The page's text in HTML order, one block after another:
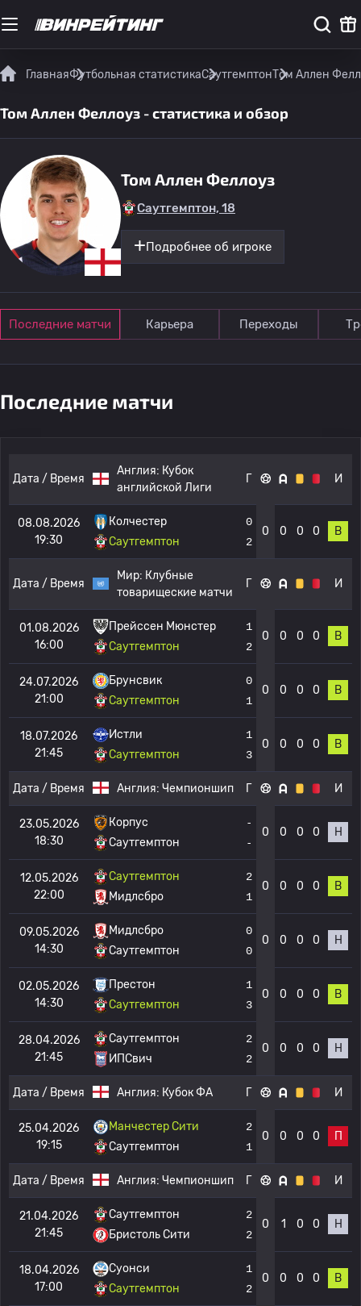
ГлавнаяФутбольная статистикаСаутгемптонТом Аллен
Том Аллен Феллоуз - статистика и обзор
Том Аллен Феллоуз
Саутгемптон, 18
Подробнее об игроке
Последние матчи Карьера Переходы
Последние матчи
Дата / Время
Англия: Кубок
английской Лиги
Г И
08.08.2026
19:30
Колчестер
Саутгемптон
0
2
0 0 0 0 В
Дата / Время
Мир: Клубные
товарищеские матчи
Г И
01.08.2026
16:00
Прейссен Мюнстер
Саутгемптон
1
2
0 0 0 0 В
24.07.2026
21:00
Брунсвик
Саутгемптон
0
1
0 0 0 0 В
18.07.2026
21:45
Истли
Саутгемптон
1
3
0 0 0 0 В
Дата / Время Англия: Чемпионшип Г И
23.05.2026
18:30
Корпус
Саутгемптон
-
-
0 0 0 0 Н
12.05.2026
22:00
Саутгемптон
Мидлсбро
2
1
0 0 0 0 В
09.05.2026
14:30
Мидлсбро
Саутгемптон
0
0
0 0 0 0 Н
02.05.2026
14:30
Престон
Саутгемптон
1
3
0 0 0 0 В
28.04.2026
21:45
Саутгемптон
ИПСвич
2
2
0 0 0 0 Н
Дата / Время Англия: Кубок ФА Г И
25.04.2026
19:15
Манчестер Сити
Саутгемптон
2
1
0 0 0 0 П
Дата / Время Англия: Чемпионшип Г И
21.04.2026
21:45
Саутгемптон
Бристоль Сити
2
2
0 1 0 0 Н
18.04.2026
17:00
Суонси
Саутгемптон
1
2
0 0 0 0 В